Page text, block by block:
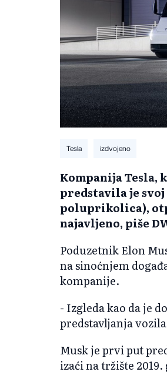
Tesla izdvojeno
Kompanija Tesla,
predstavila je
poluprikolica),
najavljeno, piše
Poduzetnik Elon
na sinoćnjem
kompanije.
- Izgleda kao da je
predstavljanja
Musk je prvi put
izaći na tržište